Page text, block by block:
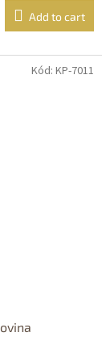
Add to cart
Kód: KP-7011